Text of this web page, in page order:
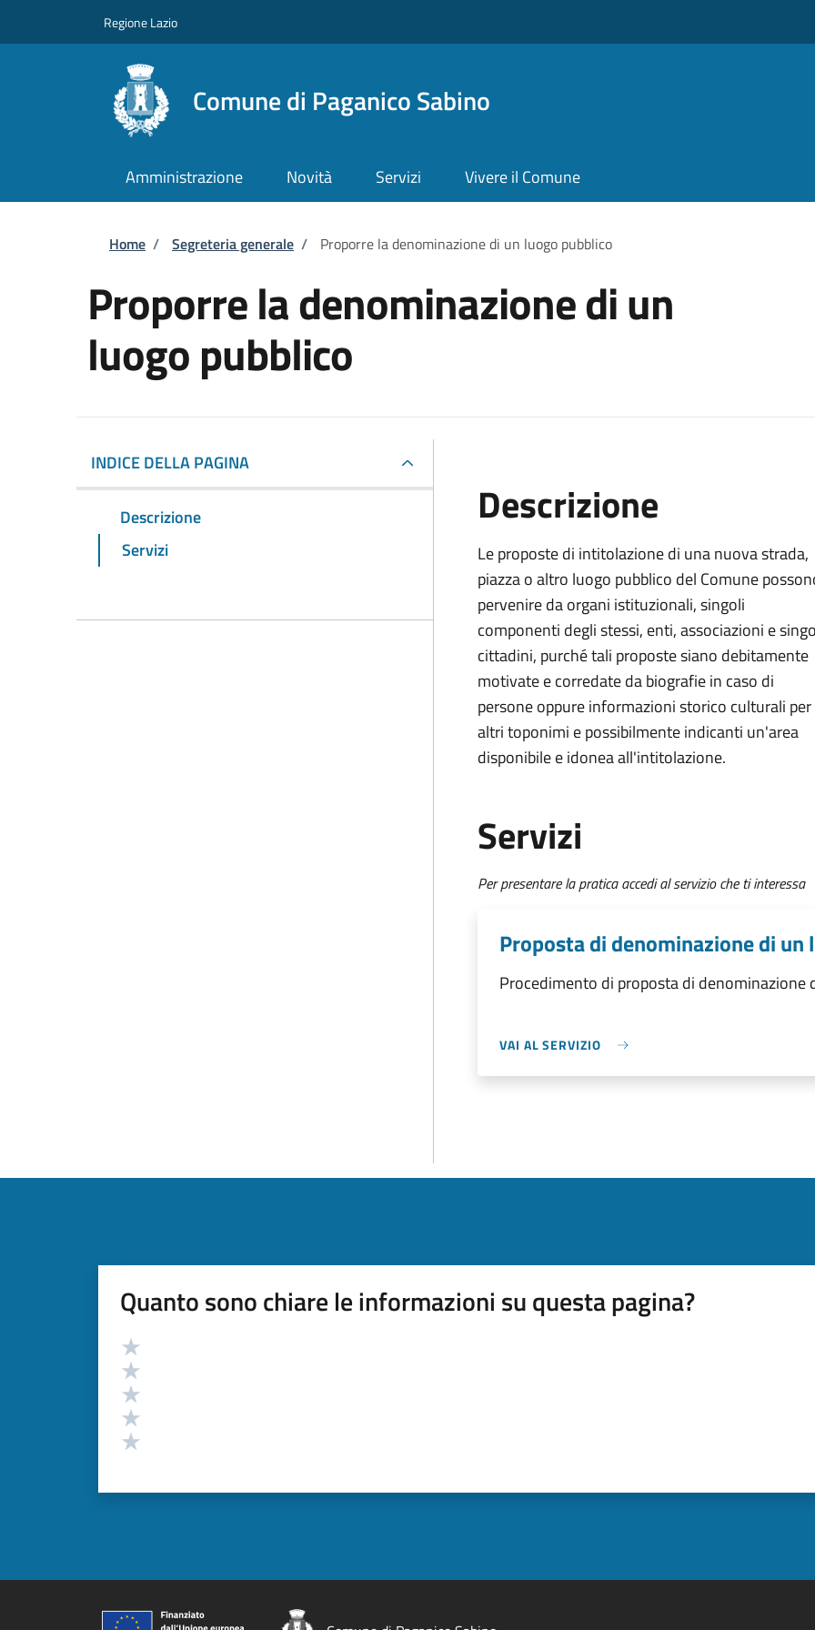
Regione Lazio
Comune di Paganico Sabino
Amministrazione Novità Servizi Vivere il Comune
Briciole di pane
Home / Segreteria generale / Proporre la denominazione di un luogo pubblico
Proporre la denominazione di un
luogo pubblico
INDICE DELLA PAGINA
Descrizione
Servizi
Descrizione
Le proposte di intitolazione di una nuova strada,
piazza o altro luogo pubblico del Comune
pervenire da organi istituzionali, singoli
componenti degli stessi, enti, associazioni e
cittadini, purché tali proposte siano debitamente
motivate e corredate da biografie in caso di
persone oppure informazioni storico culturali per
altri toponimi e possibilmente indicanti un'area
disponibile e idonea all'intitolazione.
Servizi
Per presentare la pratica accedi al servizio che ti interessa
Proposta di denominazione di un
Procedimento di proposta di denominazione
VAI AL SERVIZIO
Quanto sono chiare le informazioni su questa pagina?
Valutazione